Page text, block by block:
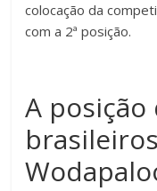
colocação da
com a 2ª posição.
A